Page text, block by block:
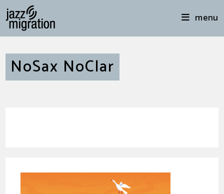
menu
NoSax NoClar